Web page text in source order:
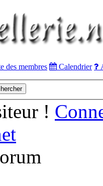
des membres Calendrier
!